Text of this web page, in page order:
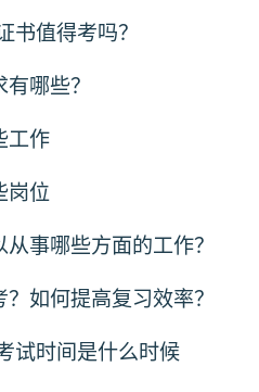
书值得考吗？
哪些？
工作
岗位
事哪些方面的工作？
如何提高复习效率？
试时间是什么时候